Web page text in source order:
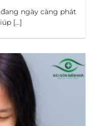
ngày càng phát
[...]